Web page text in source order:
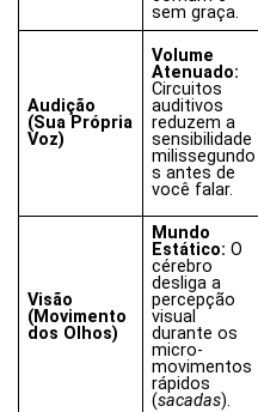
sem graça.
Audição
(Sua Própria
Voz)
Volume
Atenuado:
Circuitos
auditivos
reduzem a
sensibilidade
milissegundo
s antes de
você falar.
Visão
(Movimento
dos Olhos)
Mundo
Estático: O
cérebro
desliga a
percepção
visual
durante os
micro-
movimentos
rápidos
(sacadas).